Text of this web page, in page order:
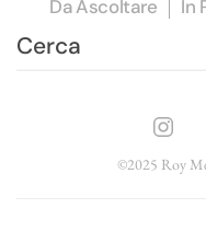
Da Ascoltare In
©2025 Roy